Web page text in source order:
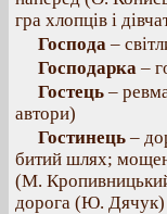
гра хлопців і
Господа –
Господарка –
Гостець –
автори)
Гостинець –
битий шлях;
(М.
дорога (Ю. Дячук)